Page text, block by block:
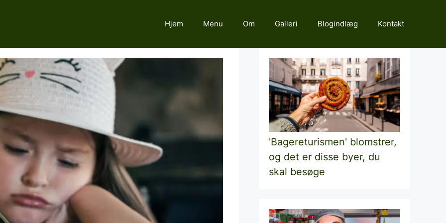
Hjem Menu Om Galleri Blogindlæg Kontakt
'Bagereturismen' blomstrer,
og det er disse byer, du
skal besøge